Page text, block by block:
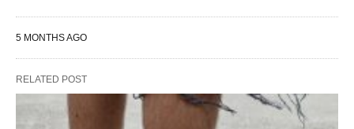
5 MONTHS AGO
RELATED POST